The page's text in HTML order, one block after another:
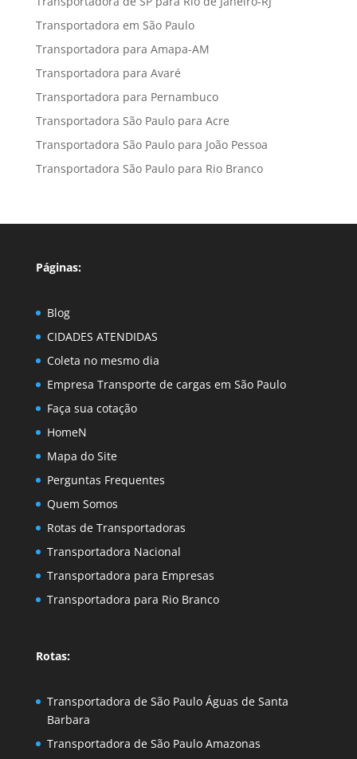
Transportadora em São Paulo
Transportadora para Amapa-AM
Transportadora para Avaré
Transportadora para Pernambuco
Transportadora São Paulo para Acre
Transportadora São Paulo para João Pessoa
Transportadora São Paulo para Rio Branco
Páginas:
Blog
CIDADES ATENDIDAS
Coleta no mesmo dia
Empresa Transporte de cargas em São Paulo
Faça sua cotação
HomeN
Mapa do Site
Perguntas Frequentes
Quem Somos
Rotas de Transportadoras
Transportadora Nacional
Transportadora para Empresas
Transportadora para Rio Branco
Rotas:
Transportadora de São Paulo Águas de Santa
Barbara
Transportadora de São Paulo Amazonas